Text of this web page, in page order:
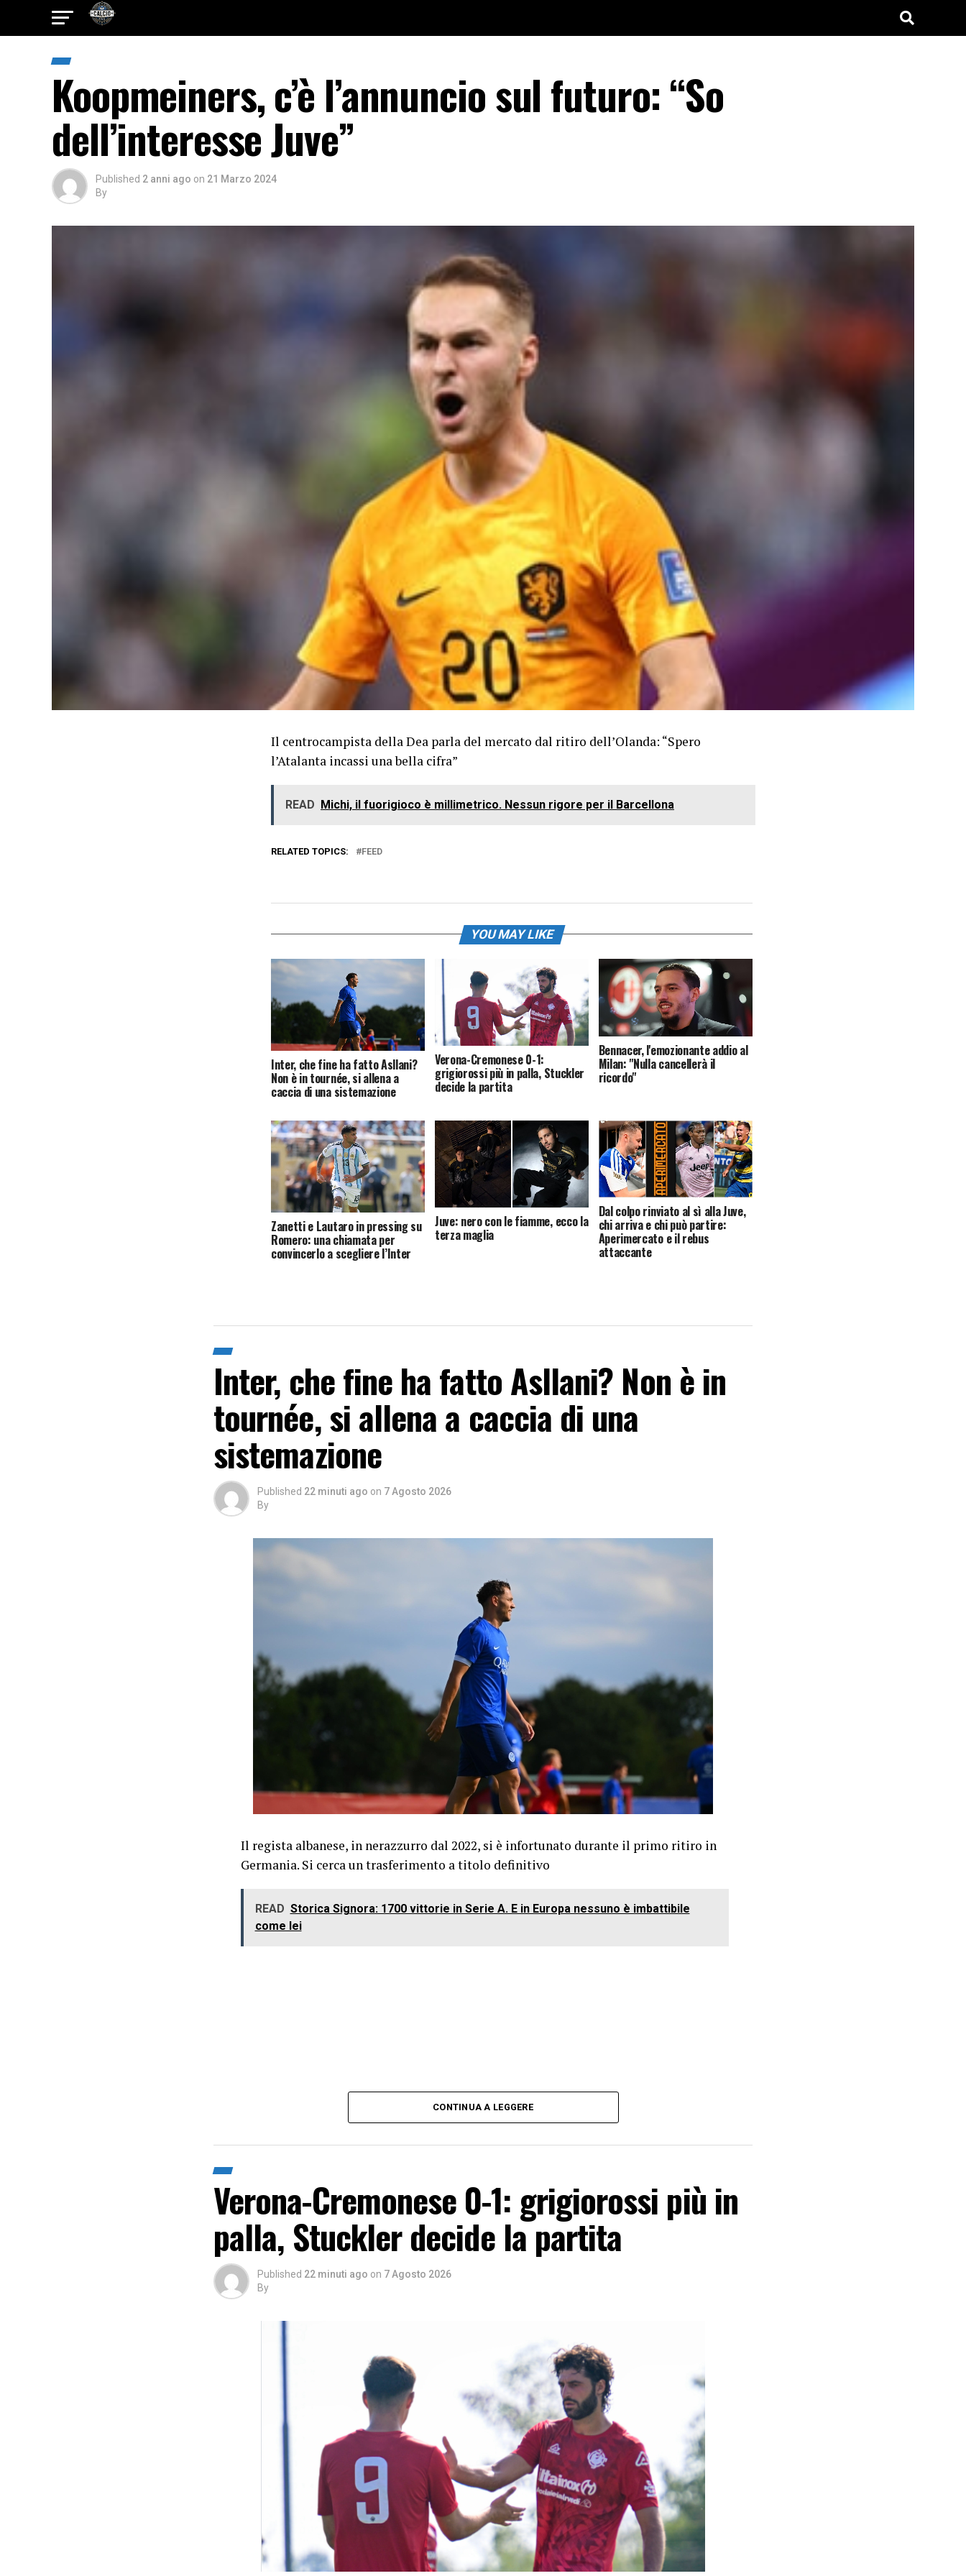
Koopmeiners, c’è l’annuncio sul futuro: “So
dell’interesse Juve”
Published 2 anni ago on 21 Marzo 2024
By
Il centrocampista della Dea parla del mercato dal ritiro dell’Olanda: “Spero
l’Atalanta incassi una bella cifra”
READ Michi, il fuorigioco è millimetrico. Nessun rigore per il Barcellona
RELATED TOPICS: FEED
YOU MAY LIKE
Inter, che fine ha fatto Asllani?
Non è in tournée, si allena a
caccia di una sistemazione
Verona-Cremonese 0-1:
grigiorossi più in palla, Stuckler
decide la partita
Bennacer, l'emozionante addio al
Milan: "Nulla cancellerà il
ricordo"
Zanetti e Lautaro in pressing su
Romero: una chiamata per
convincerlo a scegliere l’Inter
Juve: nero con le fiamme, ecco la
terza maglia
Dal colpo rinviato al sì alla Juve,
chi arriva e chi può partire:
Aperimercato e il rebus
attaccante
Inter, che fine ha fatto Asllani? Non è in
tournée, si allena a caccia di una
sistemazione
Published 22 minuti ago on 7 Agosto 2026
By
Il regista albanese, in nerazzurro dal 2022, si è infortunato durante il primo ritiro in
Germania. Si cerca un trasferimento a titolo definitivo
READ Storica Signora: 1700 vittorie in Serie A. E in Europa nessuno è imbattibile
come lei
CONTINUA A LEGGERE
Verona-Cremonese 0-1: grigiorossi più in
palla, Stuckler decide la partita
Published 22 minuti ago on 7 Agosto 2026
By